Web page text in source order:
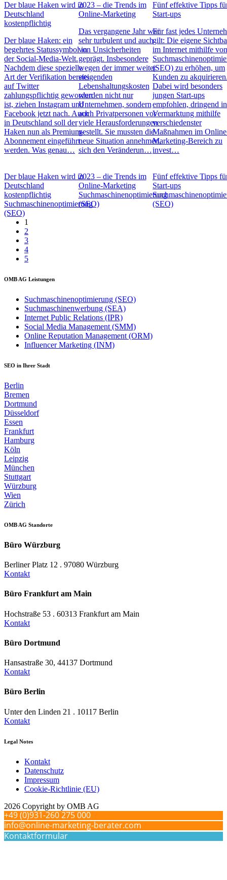
Der blaue Haken wird in
Deutschland
kostenpflichtig
Der blaue Haken: ein
begehrtes Statussymbol in
der Social-Media-Welt.
Nachdem diese spezielle
Art der Verifikation bereits
auf Twitter
zahlungspflichtig geworden
ist, ziehen Instagram und
Facebook jetzt nach. Auch
in Deutschland soll der
Haken nun als Premium-
Abonnement eingeführt
werden. Was genau…
Der blaue Haken wird in
Deutschland
kostenpflichtig
Suchmaschinenoptimierung
(SEO)
2023 – die Trends im
Online-Marketing
Das vergangene Jahr war
sehr turbulent und auch
von Unsicherheiten
geprägt. Insbesondere
wegen der immer weiter
steigenden
Lebenshaltungskosten
wurden nicht nur
Unternehmen, sondern
auch Privatpersonen vor
viele Herausforderungen
gestellt. Sie mussten die
neue Situation annehmen,
sich den Veränderun…
2023 – die Trends im
Online-Marketing
Suchmaschinenoptimierung
(SEO)
Fünf effektive Tipps
Start-ups
Für fast jedes
gilt: Die eigene
im Internet mithilfe
(SEO) zu erhöhen, um
Kunden zu
Dabei wird besonders
jungen Start-ups
empfohlen, dringend
Vermarktung mithilfe
verschiedenster
Maßnahmen im
Marketing-Bereich zu
invest…
Fünf effektive Tipps
Start-ups
(SEO)
1
2
3
4
5
OMB AG Leistungen
Suchmaschinenoptimierung (SEO)
Suchmaschinenwerbung (SEA)
Internet Public Relations (IPR)
Social Media Management (SMM)
Online Reputation Management (ORM)
Influencer Marketing (INM)
SEO in Ihrer Stadt
Berlin
Bremen
Dortmund
Düsseldorf
Essen
Frankfurt
Hamburg
Köln
Leipzig
München
Stuttgart
Würzburg
Wien
Zürich
OMB AG Standorte
Büro Würzburg
Berliner Platz 12 . 97080 Würzburg
Kontakt
Büro Frankfurt am Main
Hochstraße 53 . 60313 Frankfurt am Main
Kontakt
Büro Dortmund
Hansastraße 30, 44137 Dortmund
Kontakt
Büro Berlin
Unter den Linden 21 . 10117 Berlin
Kontakt
Legal Notes
Kontakt
Datenschutz
Impressum
Cookie-Richtlinie (EU)
2026 Copyright by OMB AG
+49 (0)931-260 275 000
info@online-marketing-berater.com
Kontaktformular